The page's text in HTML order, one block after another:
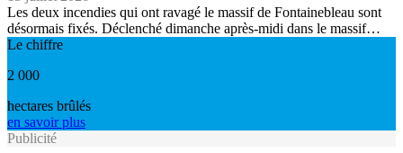
Les deux incendies qui ont ravagé le massif de Fontainebleau sont
désormais fixés. Déclenché dimanche après-midi dans le massif…
Le chiffre
2 000
hectares brûlés
en savoir plus
Publicité